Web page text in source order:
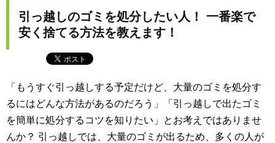
引っ越しのゴミを処分したい人！ 一番楽で
安く捨てる方法を教えます！
「もうすぐ引っ越しする予定だけど、大量のゴミを処分す
るにはどんな方法があるのだろう」「引っ越しで出たゴミ
を簡単に処分するコツを知りたい」とお考えではありませ
んか？ 引っ越しでは、大量のゴミが出るため、多くの人が